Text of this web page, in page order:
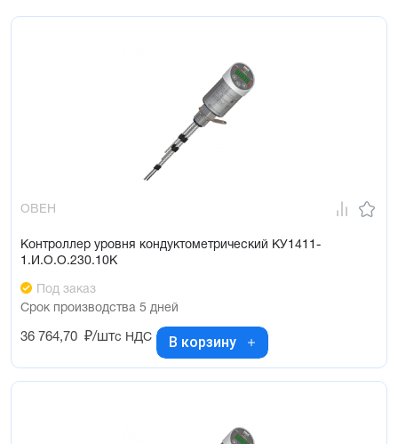
ОВЕН
Контроллер уровня кондуктометрический КУ1411-
1.И.О.О.230.10К
Под заказ
Срок производства 5 дней
36 764,70 ₽/штс НДС В корзину